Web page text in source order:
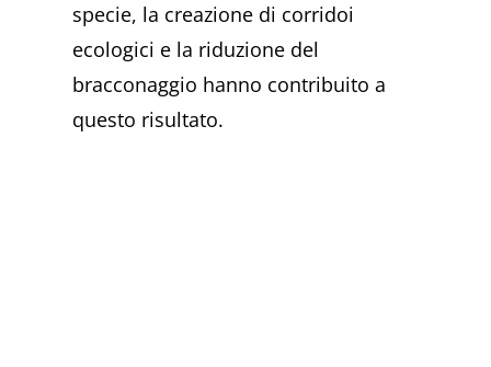
specie, la creazione di corridoi
ecologici e la riduzione del
bracconaggio hanno contribuito a
questo risultato.